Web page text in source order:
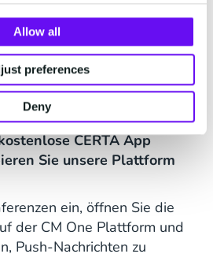
Allow all
preferences
Deny
App
CERTA App
Sie unsere Plattform
ein, öffnen Sie die
der CM One Plattform und
Push-Nachrichten zu